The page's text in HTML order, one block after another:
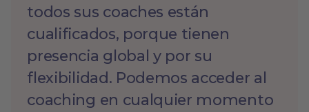
todos sus coaches están
cualificados, porque tienen
presencia global y por su
flexibilidad. Podemos acceder al
coaching en cualquier momento